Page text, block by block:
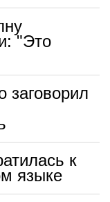
"Это
заговорил
к
языке